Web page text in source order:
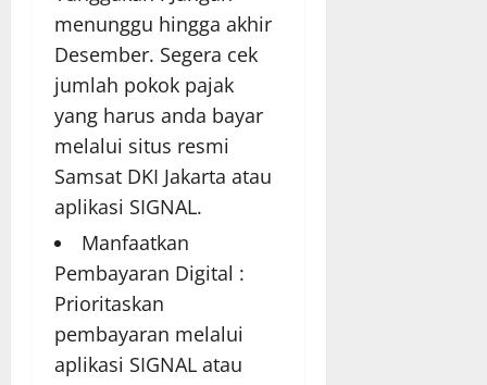
menunggu hingga akhir
Desember. Segera cek
jumlah pokok pajak
yang harus anda bayar
melalui situs resmi
Samsat DKI Jakarta atau
aplikasi SIGNAL.
Manfaatkan
Pembayaran Digital :
Prioritaskan
pembayaran melalui
aplikasi SIGNAL atau